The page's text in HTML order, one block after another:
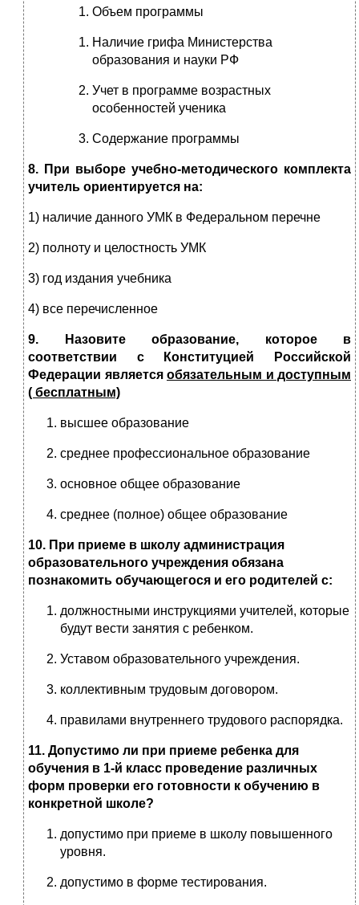
Объем программы
Наличие грифа Министерства
образования и науки РФ
Учет в программе возрастных
особенностей ученика
Содержание программы
8. При выборе учебно-методического комплекта
учитель ориентируется на:
1) наличие данного УМК в Федеральном перечне
2) полноту и целостность УМК
3) год издания учебника
4) все перечисленное
9. Назовите образование, которое в
соответствии с Конституцией Российской
Федерации является обязательным и доступным
( бесплатным)
высшее образование
среднее профессиональное образование
основное общее образование
среднее (полное) общее образование
10. При приеме в школу администрация
образовательного учреждения обязана
познакомить обучающегося и его родителей с:
должностными инструкциями учителей, которые
будут вести занятия с ребенком.
Уставом образовательного учреждения.
коллективным трудовым договором.
правилами внутреннего трудового распорядка.
11. Допустимо ли при приеме ребенка для
обучения в 1-й класс проведение различных
форм проверки его готовности к обучению в
конкретной школе?
допустимо при приеме в школу повышенного
уровня.
допустимо в форме тестирования.